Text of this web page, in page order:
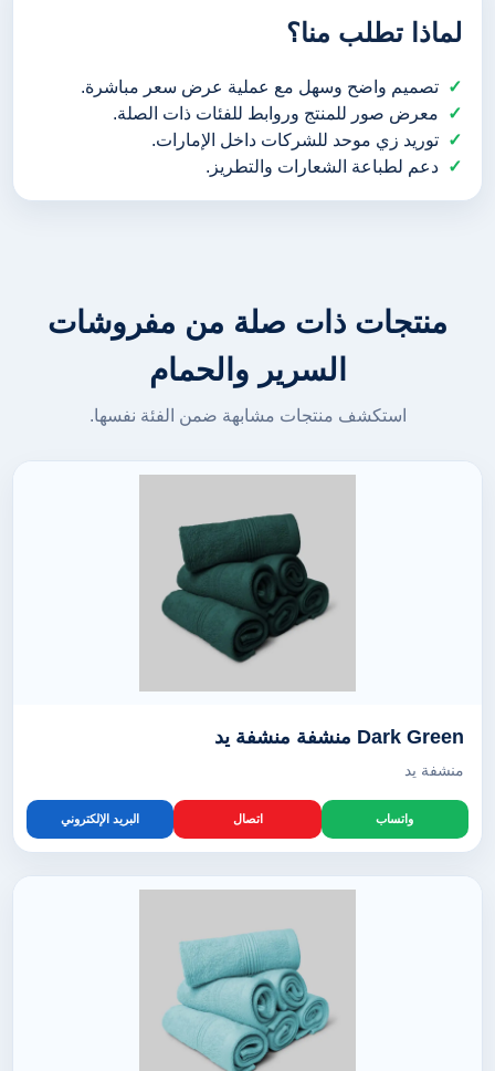
لماذا تطلب منا؟
تصميم واضح وسهل مع عملية عرض سعر مباشرة.
معرض صور للمنتج وروابط للفئات ذات الصلة.
توريد زي موحد للشركات داخل الإمارات.
دعم لطباعة الشعارات والتطريز.
منتجات ذات صلة من مفروشات
السرير والحمام
استكشف منتجات مشابهة ضمن الفئة نفسها.
Dark Green منشفة منشفة يد
منشفة يد
واتساب اتصال البريد الإلكتروني